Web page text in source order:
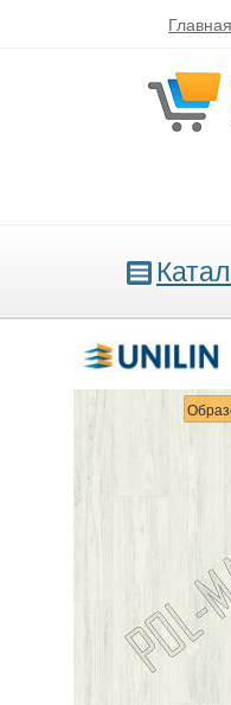
Главная